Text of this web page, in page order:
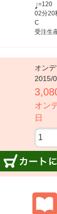
=120
02分20
C
受注生
オン
2015/
オン
日